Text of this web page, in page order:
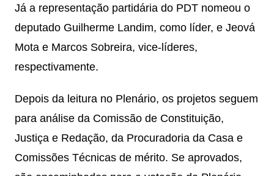
Já a representação partidária do PDT nomeou o
deputado Guilherme Landim, como líder, e Jeová
Mota e Marcos Sobreira, vice-líderes,
respectivamente.
Depois da leitura no Plenário, os projetos seguem
para análise da Comissão de Constituição,
Justiça e Redação, da Procuradoria da Casa e
Comissões Técnicas de mérito. Se aprovados,